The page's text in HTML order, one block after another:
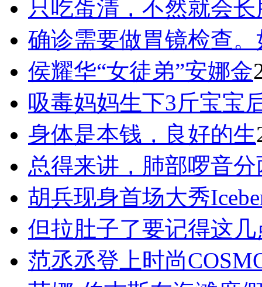
只吃蛋清，不然就会长
确诊需要做胃镜检查。
侯耀华“女徒弟”安娜金
吸毒妈妈生下3斤宝宝
身体是本钱，良好的生
总得来讲，肺部啰音分
胡兵现身首场大秀
但拉肚子了要记得这几
范丞丞登上时尚